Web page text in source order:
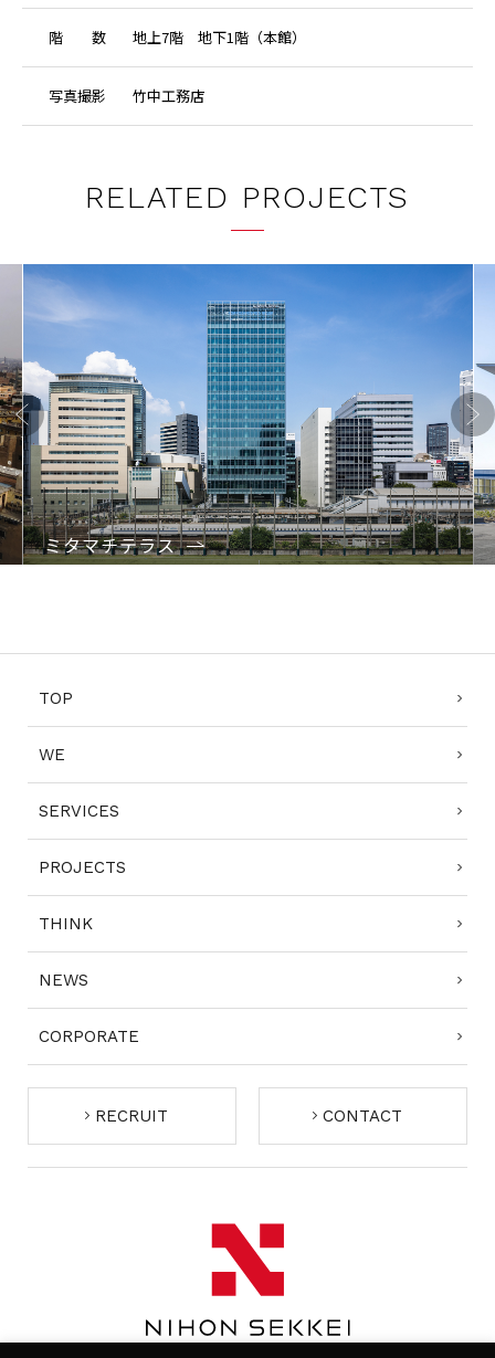
階 数 地上7階 地下1階（本館）
写真撮影 竹中工務店
RELATED PROJECTS
Previo
us
ミタマチテラス
Next
TOP
WE
SERVICES
PROJECTS
THINK
NEWS
CORPORATE
RECRUIT CONTACT